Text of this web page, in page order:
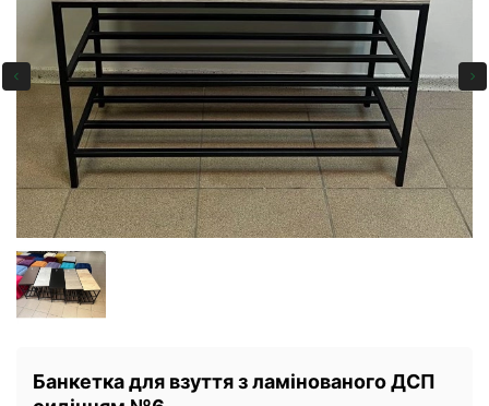
Банкетка для взуття з ламінованого ДСП